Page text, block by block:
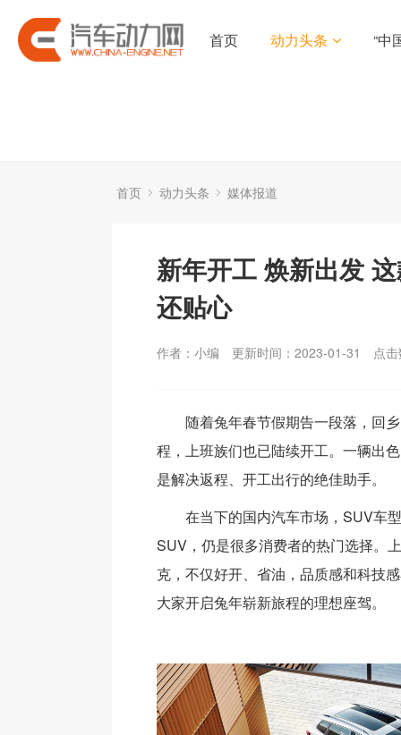
首页 动力头条 “中
首页 动力头条 媒体报道
新年开工 焕新出发
还贴心
作者：小编 更新时间：2023-01-31 点
随着兔年春节假期告一段落，回
程，上班族们也已陆续开工。一辆出
是解决返程、开工出行的绝佳助手。
在当下的国内汽车市场，SUV车
SUV，仍是很多消费者的热门选择。
克，不仅好开、省油，品质感和科技
大家开启兔年崭新旅程的理想座驾。